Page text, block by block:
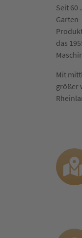
Seit 60
das
Mit
größer